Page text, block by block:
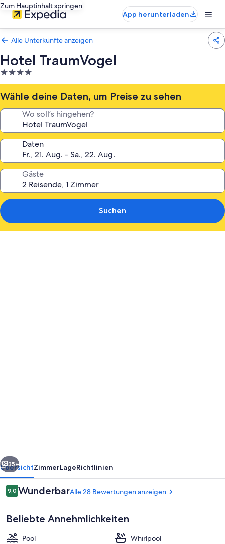
Zum Hauptinhalt springen
App herunterladen
Alle Unterkünfte anzeigen
Hotel TraumVogel
4.0-
Sterne-
Unterkunft
Wähle deine Daten, um Preise zu sehen
Wo soll’s hingehen?
Daten
Gäste
Suchen
Weiter
35+
ÜbersichtZimmerLageRichtlinien
Bewertungen
9,09,0 von 10.
WunderbarAlle 28 Bewertungen anzeigen
Beliebte Annehmlichkeiten
Pool
Whirlpool